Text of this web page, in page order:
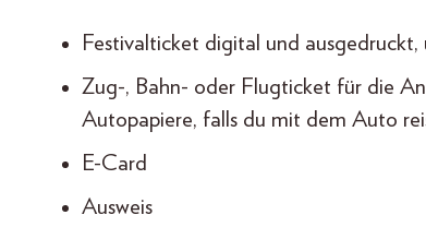
Festivalticket digital und
Zug-, Bahn- oder Flugticket für die
Autopapiere, falls du mit dem Auto
E-Card
Ausweis